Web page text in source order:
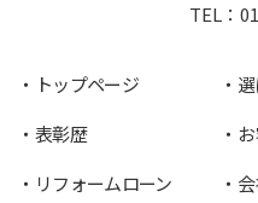
TEL：
トップページ
表彰歴
リフォームローン